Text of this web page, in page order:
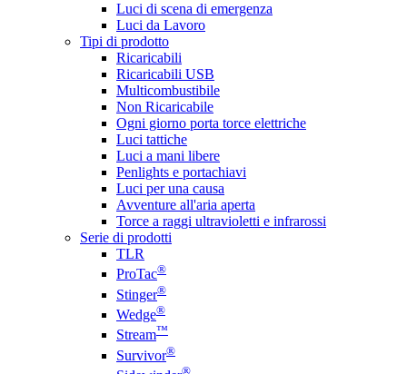
Luci di scena di emergenza
Luci da Lavoro
Tipi di prodotto
Ricaricabili
Ricaricabili USB
Multicombustibile
Non Ricaricabile
Ogni giorno porta torce elettriche
Luci tattiche
Luci a mani libere
Penlights e portachiavi
Luci per una causa
Avventure all'aria aperta
Torce a raggi ultravioletti e infrarossi
Serie di prodotti
TLR
ProTac®
Stinger®
Wedge®
Stream™
Survivor®
®